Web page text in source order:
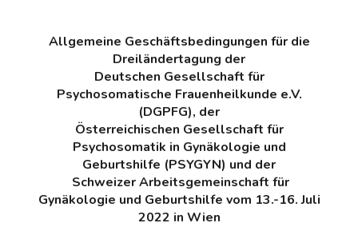
Allgemeine Geschäftsbedingungen für die
Dreiländertagung der
Deutschen Gesellschaft für
Psychosomatische Frauenheilkunde e.V.
(DGPFG), der
Österreichischen Gesellschaft für
Psychosomatik in Gynäkologie und
Geburtshilfe (PSYGYN) und der
Schweizer Arbeitsgemeinschaft für
Gynäkologie und Geburtshilfe vom 13.-16. Juli
2022 in Wien